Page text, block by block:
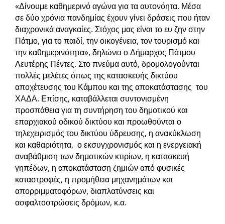
«Δίνουμε καθημερινό αγώνα για τα αυτονόητα. Μέσα
σε δύο χρόνια πανδημίας έχουν γίνει δράσεις που ήταν
διαχρονικά αναγκαίες. Στόχος μας είναι το ευ ζην στην
Πάτμο, για το παιδί, την οικογένεια, τον τουρισμό και
την καθημερινότητα», δηλώνει ο Δήμαρχος Πάτμου
Λευτέρης Πέντες. Στο πνεύμα αυτό, δρομολογούνται
πολλές μελέτες όπως της κατασκευής δικτύου
αποχέτευσης του Κάμπου και της αποκατάστασης του
ΧΑΔΑ. Επίσης, καταβάλλεται συντονισμένη
προσπάθεια για τη συντήρηση του δημοτικού και
επαρχιακού οδικού δικτύου και προωθούνται ο
τηλεχειρισμός του δικτύου ύδρευσης, η ανακύκλωση
και καθαριότητα, ο εκσυγχρονισμός και η ενεργειακή
αναβάθμιση των δημοτικών κτιρίων, η κατασκευή
γηπέδων, η αποκατάσταση ζημιών από φυσικές
καταστροφές, η προμήθεια μηχανημάτων και
απορριμματοφόρων, διαπλατύνσεις και
ασφαλτοστρώσεις δρόμων, κ.α.